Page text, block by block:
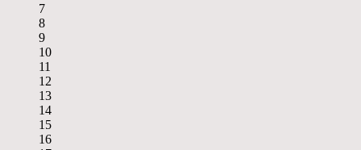
7
8
9
10
11
12
13
14
15
16